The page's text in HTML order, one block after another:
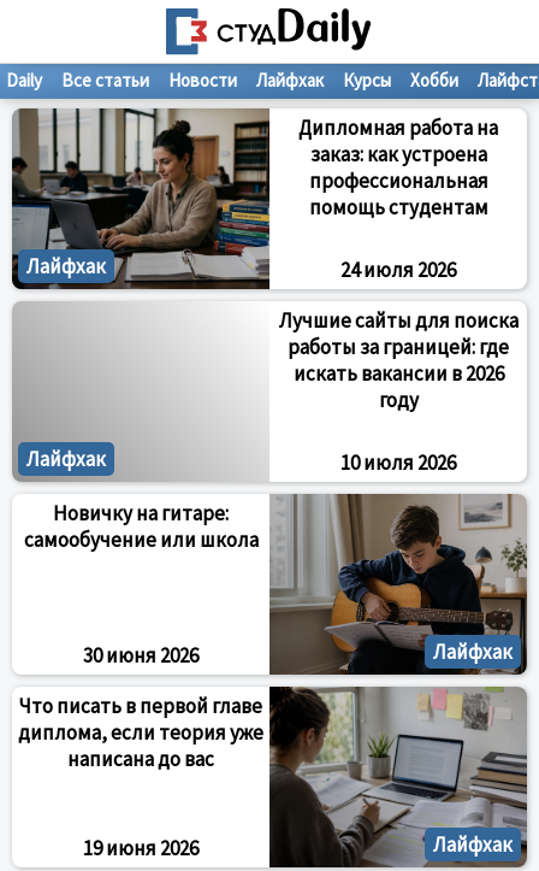
Daily Все статьи Новости Лайфхак Курсы Хобби
Лайфхак
Дипломная работа на
заказ: как устроена
профессиональная
помощь студентам
24 июля 2026
Лайфхак
Лучшие сайты для поиска
работы за границей: где
искать вакансии в 2026
году
10 июля 2026
Лайфхак
Новичку на гитаре:
самообучение или школа
30 июня 2026
Лайфхак
Что писать в первой главе
диплома, если теория уже
написана до вас
19 июня 2026